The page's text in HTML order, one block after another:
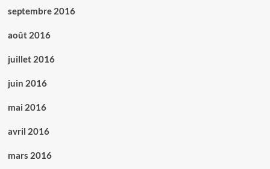
septembre 2016
août 2016
juillet 2016
juin 2016
mai 2016
avril 2016
mars 2016